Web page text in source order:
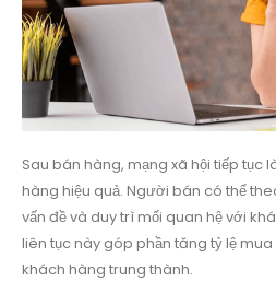
Sau bán hàng, mạng xã hội tiếp tục
hàng hiệu quả. Người bán có thể
vấn đề và duy trì mối quan hệ với
liên tục này góp phần tăng tỷ lệ
khách hàng trung thành.